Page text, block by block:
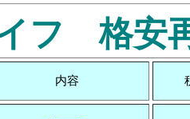
フ 格安
内容